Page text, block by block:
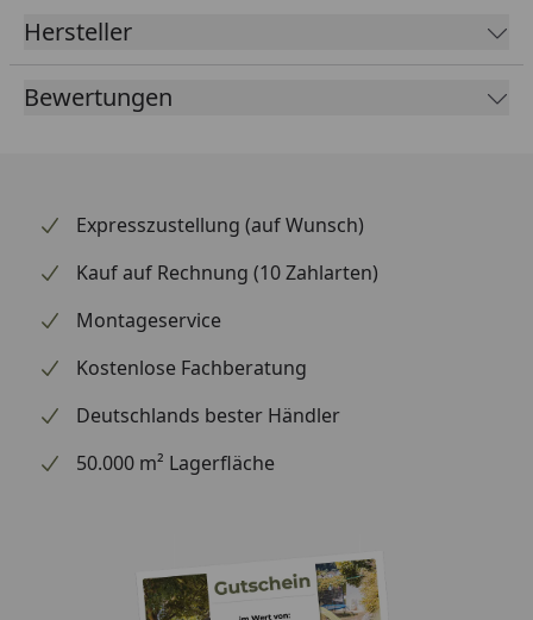
profitierst du von einer direkten Kraftübertragung
und einem deutlich verbesserten Fahrgefühl.
Supersprox zählt weltweit zu den renommiertesten
Hersteller
Bewertungen
Expresszustellung (auf Wunsch)
Kauf auf Rechnung (10 Zahlarten)
Montageservice
Kostenlose Fachberatung
Deutschlands bester Händler
50.000 m² Lagerfläche